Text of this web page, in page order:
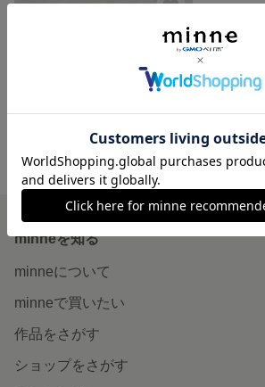
【こぼれ防止 サイド布付き】ラウンドポーチ(ダマスク ピンク)
minne ホーム CIEL SOIR'S GALLERY の作品一覧
minneを知る
minneについて
minneで買いたい
作品をさがす
ショップをさがす